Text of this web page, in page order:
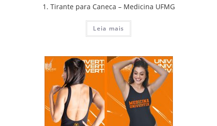
1. Tirante para Caneca – Medicina UFMG
Leia mais